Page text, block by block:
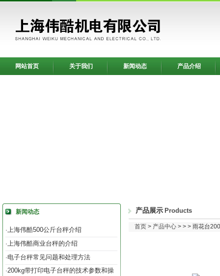
网站首页 关于我们 新闻动态 产品介绍
新闻动态
·上海伟酷500公斤台秤介绍
·上海伟酷商业台秤的介绍
·电子台秤常见问题和处理方法
·200kg带打印电子台秤的技术参数和操
产品展示 Products
首页 > 产品中心 > > > 雨花台